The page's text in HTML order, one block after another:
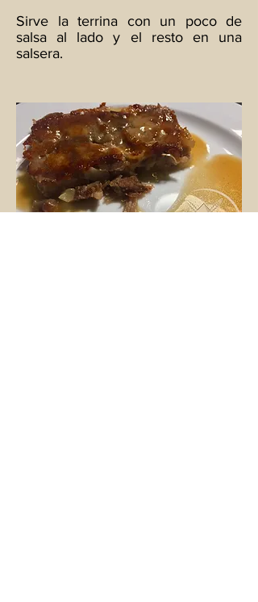
Sirve la terrina con un poco de
salsa al lado y el resto en una
salsera.